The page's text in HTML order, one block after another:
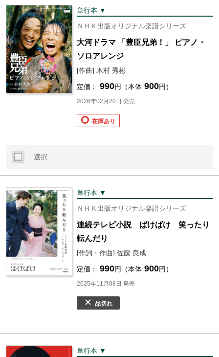
単行本 ▼
ＮＨＫ出版オリジナル楽譜シリーズ
大河ドラマ 「豊臣兄弟！」 ピアノ・
ソロアレンジ
[作曲] 木村 秀彬
定価： 990円（本体 900円）
2026年02月20日 発売
在庫あり
選択
単行本 ▼
ＮＨＫ出版オリジナル楽譜シリーズ
連続テレビ小説 ばけばけ 笑ったり
転んだり
[作詞・作曲] 佐藤 良成
定価： 990円（本体 900円）
2025年11月08日 発売
品切れ
単行本 ▼